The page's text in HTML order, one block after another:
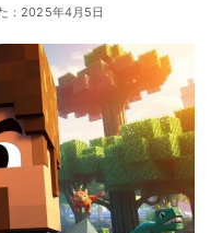
： 2025年4月5日